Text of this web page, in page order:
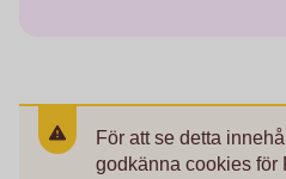
För att se detta
godkänna cookies för